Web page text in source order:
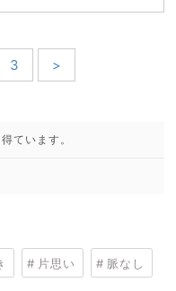
3 >
ています。
片思い 脈なし